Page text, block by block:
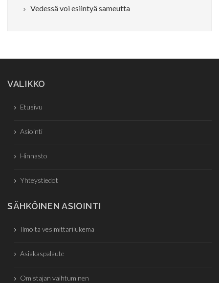
Vedessä voi esiintyä sameutta
VALIKKO
Etusivu
Asiointi
Hinnasto
Yhteystiedot
SÄHKÖINEN ASIOINTI
Ilmoita vesimittarilukema
Asiakaspalaute
Omistajan vaihtuminen